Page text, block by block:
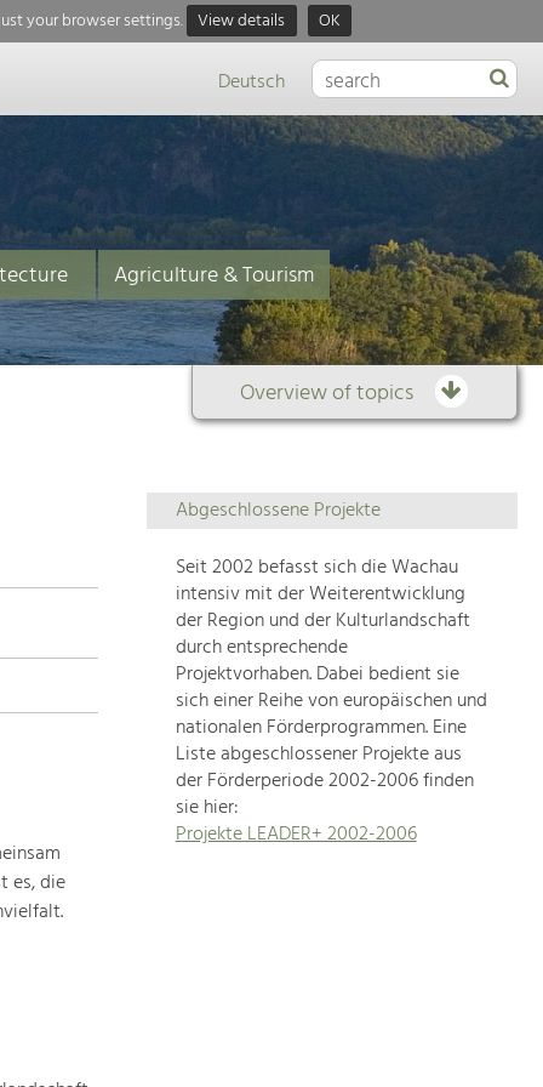
your browser settings. View details OK
Deutsch
Agriculture & Tourism
Overview of topics
Overview
of
topics
Development
within
our
region
is
extremely
diverse.
Which
es, die
Abgeschlossene Projekte
Seit 2002 befasst sich die Wachau
intensiv mit der Weiterentwicklung
der Region und der Kulturlandschaft
durch entsprechende
Projektvorhaben. Dabei bedient sie
sich einer Reihe von europäischen und
nationalen Förderprogrammen. Eine
Liste abgeschlossener Projekte aus
der Förderperiode 2002-2006 finden
sie hier:
Projekte LEADER+ 2002-2006